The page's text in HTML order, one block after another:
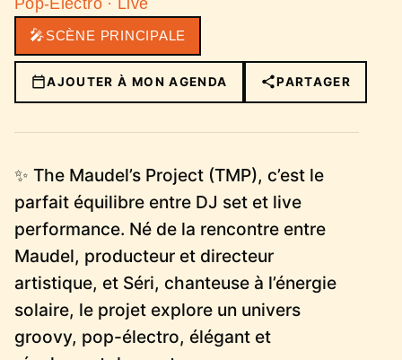
🎤SCÈNE PRINCIPALE
AJOUTER À MON AGENDA PARTAGER
✨ The Maudel’s Project (TMP), c’est le
parfait équilibre entre DJ set et live
performance. Né de la rencontre entre
Maudel, producteur et directeur
artistique, et Séri, chanteuse à l’énergie
solaire, le projet explore un univers
groovy, pop-électro, élégant et